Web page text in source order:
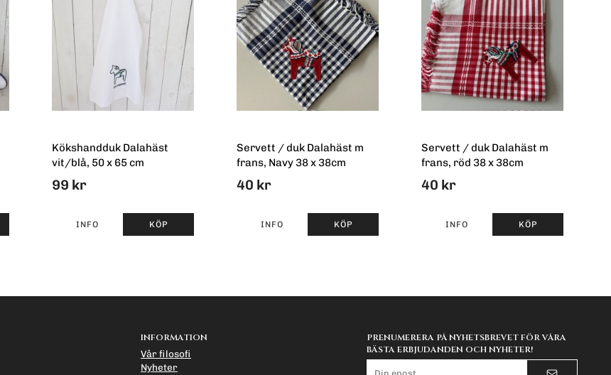
Kökshandduk Dalahäst
vit/blå, 50 x 65 cm
99 kr
INFO KÖP
Servett / duk Dalahäst m
frans, Navy 38 x 38cm
40 kr
INFO KÖP
Servett / duk Dalahäst m
frans, röd 38 x 38cm
40 kr
INFO KÖP
INFORMATION
Vår filosofi
Nyheter
PRENUMERERA PÅ NYHETSBREVET FÖR VÅRA
BÄSTA ERBJUDANDEN OCH NYHETER!